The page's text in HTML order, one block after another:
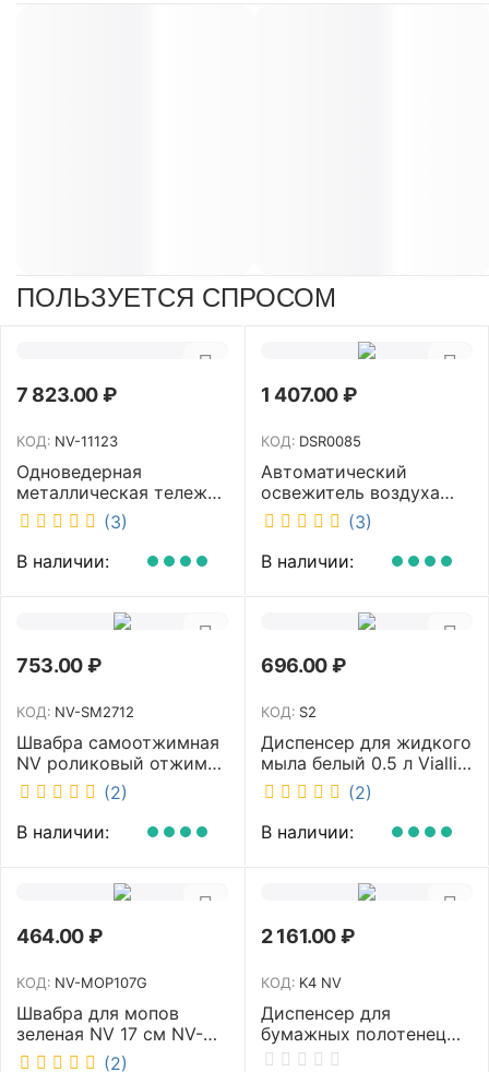
ПОЛЬЗУЕТСЯ СПРОСОМ
7 823.00₽
КОД: NV-11123
Одноведерная
металлическая тележка
с отжимом и корзинкой
под химию NV 23 л NV-
11123
(3)
В наличии:
1 407.00₽
КОД: DSR0085
Автоматический
освежитель воздуха
DISCOVER белый
DSR0085
(3)
В наличии:
753.00₽
КОД: NV-SM2712
Швабра самоотжимная
NV роликовый отжим
насадка PVA 27 см
телескопическая
рукоятка 70-125 см NV-
SM2712
(2)
В наличии:
696.00₽
КОД: S2
Диспенсер для жидкого
мыла белый 0.5 л Vialli
S2
(2)
В наличии:
464.00₽
КОД: NV-MOP107G
Швабра для мопов
зеленая NV 17 см NV-
MOP107G (2)
2 161.00₽
КОД: K4 NV
Диспенсер для
бумажных полотенец
NV белый K4 NV